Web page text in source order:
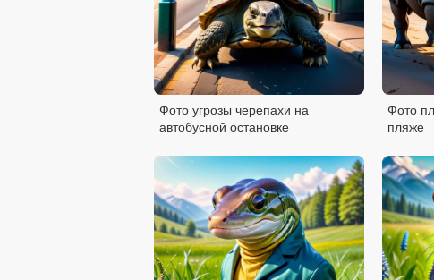
Фото угрозы черепахи на
автобусной остановке
Фото
пляже